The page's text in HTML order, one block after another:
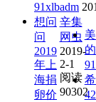
91xlbadm
想问
问
2019
年上
海捐
卵价
辛集
网虫
2019-
2-1
阅读
90302